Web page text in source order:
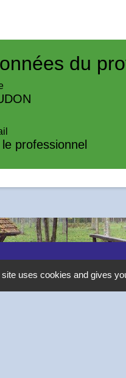
du
professionnel
uses cookies and gives